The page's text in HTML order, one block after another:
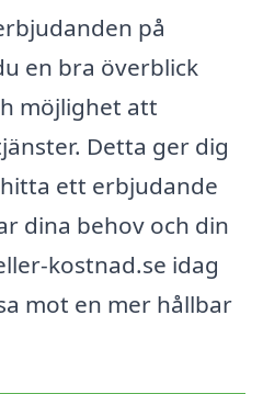
på
en bra överblick
möjlighet att
Detta ger dig
ett erbjudande
dina behov och din
kostnad.se idag
mot en mer hållbar